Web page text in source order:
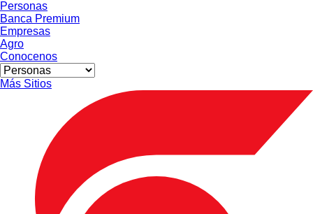
Personas
Banca Premium
Empresas
Agro
Conocenos
Más Sitios